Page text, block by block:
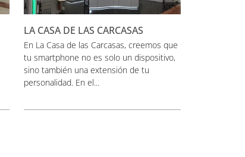
LA CASA DE LAS CARCASAS
En La Casa de las Carcasas, creemos que
tu smartphone no es solo un dispositivo,
sino también una extensión de tu
personalidad. En el...